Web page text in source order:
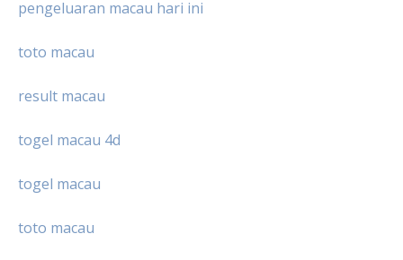
pengeluaran macau hari ini
toto macau
result macau
togel macau 4d
togel macau
toto macau